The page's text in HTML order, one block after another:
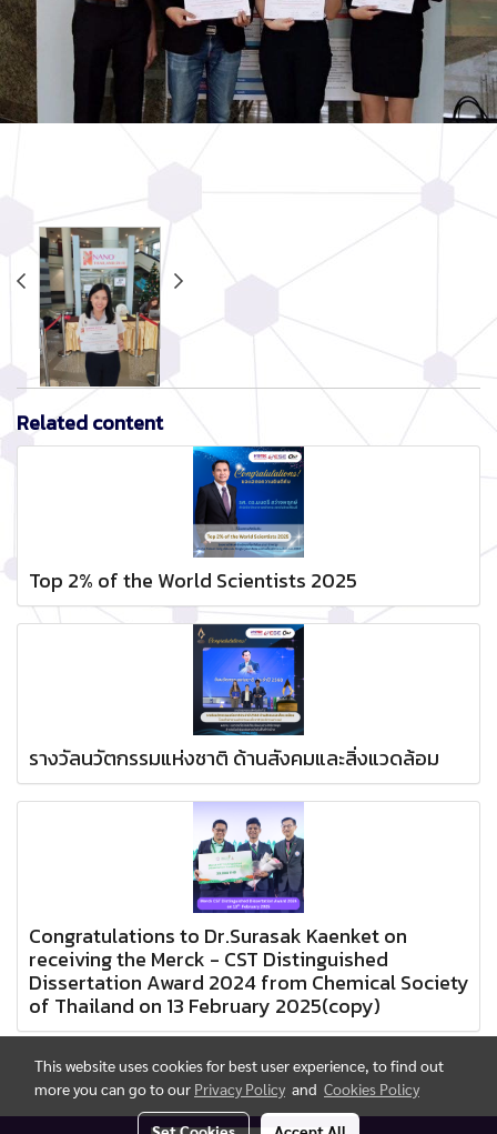
Related content
Top 2% of the World Scientists 2025
รางวัลนวัตกรรมแห่งชาติ ด้านสังคมและสิ่งแวดล้อม
Congratulations to Dr.Surasak Kaenket on
receiving the Merck - CST Distinguished
Dissertation Award 2024 from Chemical Society
of Thailand on 13 February 2025(copy)
This website uses cookies for best user experience, to find out
more you can go to our Privacy Policy and Cookies Policy